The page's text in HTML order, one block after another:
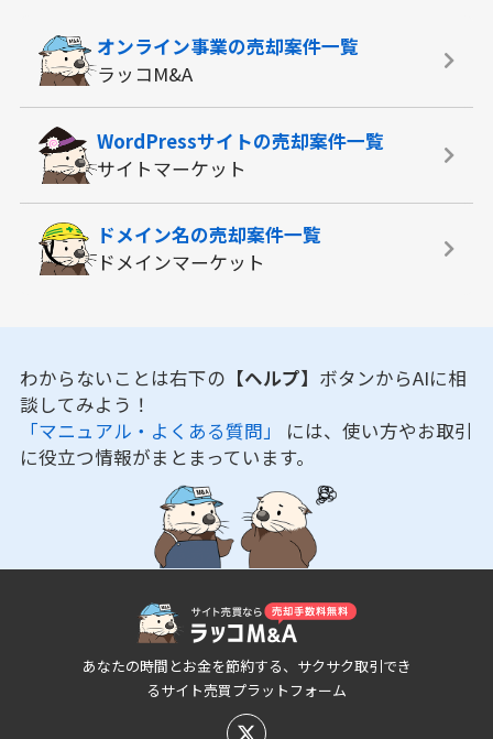
オンライン事業の売却案件一覧
ラッコM&A
WordPressサイトの売却案件一覧
サイトマーケット
ドメイン名の売却案件一覧
ドメインマーケット
わからないことは右下の 【ヘルプ】 ボタンからAIに相
談してみよう！
「マニュアル・よくある質問」 には、使い方やお取引
に役立つ情報がまとまっています。
あなたの時間とお金を節約する、サクサク取引でき
るサイト売買プラットフォーム